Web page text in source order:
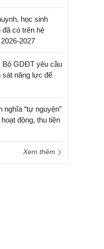
học sinh
đã có trên hệ
2027
Bộ GDĐT yêu cầu
sát năng lực để
nghĩa “tự nguyện”
động, thu tiền
Xem thêm